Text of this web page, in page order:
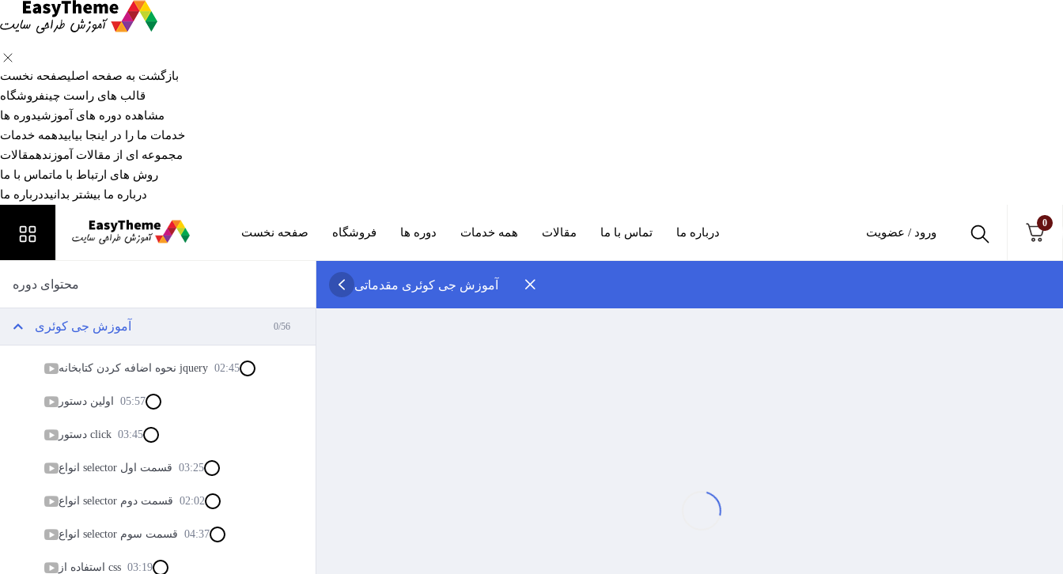
بازگشت به صفحه اصلیصفحه نخست
قالب های راست چینفروشگاه
مشاهده دوره های آموزشیدوره ها
خدمات ما را در اینجا بیابیدهمه خدمات
مجموعه ای از مقالات آموزندهمقالات
روش های ارتباط با ماتماس با ما
درباره ما بیشتر بدانیددرباره ما
صفحه نخست فروشگاه دوره ها همه خدمات مقالات تماس با ما درباره ما ورود / عضویت
0
محتوای دوره
آموزش جی کوئری 0/56
نحوه اضافه کردن کتابخانه jquery 02:45
اولین دستور 05:57
دستور click 03:45
انواع selector قسمت اول 03:25
انواع selector قسمت دوم 02:02
انواع selector قسمت سوم 04:37
استفاده از css 03:19
آموزش جی کوئری مقدماتی